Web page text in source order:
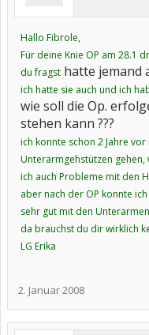
Hallo Fibrole,
Für deine Knie OP am 28.1
du fragst hatte jemand
ich hatte sie auch und ich
wie soll die Op.
stehen kann ???
ich konnte schon 2 Jahre
Unterarmgehstützen gehen,
ich auch Probleme mit den
aber nach der OP konnte
sehr gut mit den
da brauchst du dir wirklich
LG Erika
2. Januar 2008